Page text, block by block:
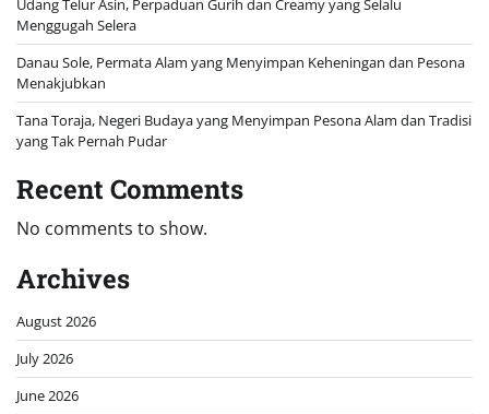
Udang Telur Asin, Perpaduan Gurih dan Creamy yang Selalu
Menggugah Selera
Danau Sole, Permata Alam yang Menyimpan Keheningan dan Pesona
Menakjubkan
Tana Toraja, Negeri Budaya yang Menyimpan Pesona Alam dan Tradisi
yang Tak Pernah Pudar
Recent Comments
No comments to show.
Archives
August 2026
July 2026
June 2026